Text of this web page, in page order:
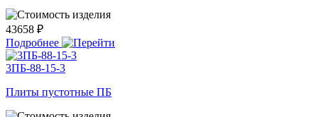
43658 ₽
Подробнее
3ПБ-88-15-3
Плиты пустотные ПБ